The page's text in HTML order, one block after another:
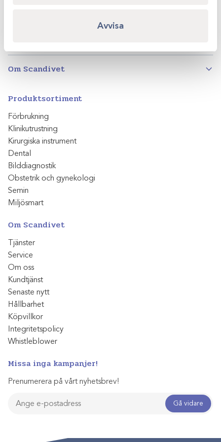
Avvisa
Om Scandivet
Produktsortiment
Förbrukning
Klinikutrustning
Kirurgiska instrument
Dental
Bilddiagnostik
Obstetrik och gynekologi
Semin
Miljösmart
Om Scandivet
Tjänster
Service
Om oss
Kundtjänst
Senaste nytt
Hållbarhet
Köpvillkor
Integritetspolicy
Whistleblower
Missa inga kampanjer!
Prenumerera på vårt nyhetsbrev!
Gå vidare